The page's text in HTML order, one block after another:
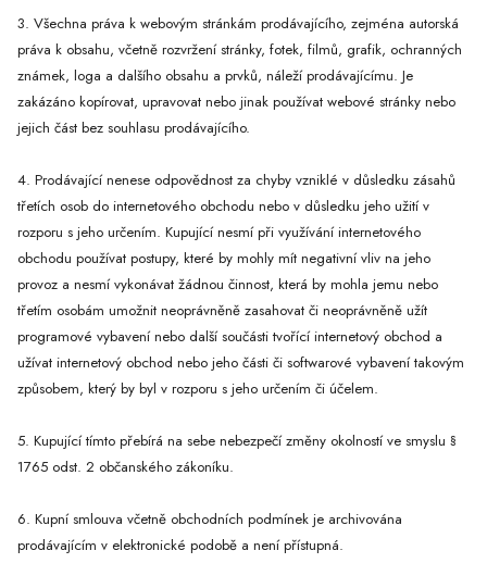
3. Všechna práva k webovým stránkám prodávajícího, zejména autorská
práva k obsahu, včetně rozvržení stránky, fotek, filmů, grafik, ochranných
známek, loga a dalšího obsahu a prvků, náleží prodávajícímu. Je
zakázáno kopírovat, upravovat nebo jinak používat webové stránky nebo
jejich část bez souhlasu prodávajícího.
4. Prodávající nenese odpovědnost za chyby vzniklé v důsledku zásahů
třetích osob do internetového obchodu nebo v důsledku jeho užití v
rozporu s jeho určením. Kupující nesmí při využívání internetového
obchodu používat postupy, které by mohly mít negativní vliv na jeho
provoz a nesmí vykonávat žádnou činnost, která by mohla jemu nebo
třetím osobám umožnit neoprávněně zasahovat či neoprávněně užít
programové vybavení nebo další součásti tvořící internetový obchod a
užívat internetový obchod nebo jeho části či softwarové vybavení takovým
způsobem, který by byl v rozporu s jeho určením či účelem.
5. Kupující tímto přebírá na sebe nebezpečí změny okolností ve smyslu §
1765 odst. 2 občanského zákoníku.
6. Kupní smlouva včetně obchodních podmínek je archivována
prodávajícím v elektronické podobě a není přístupná.